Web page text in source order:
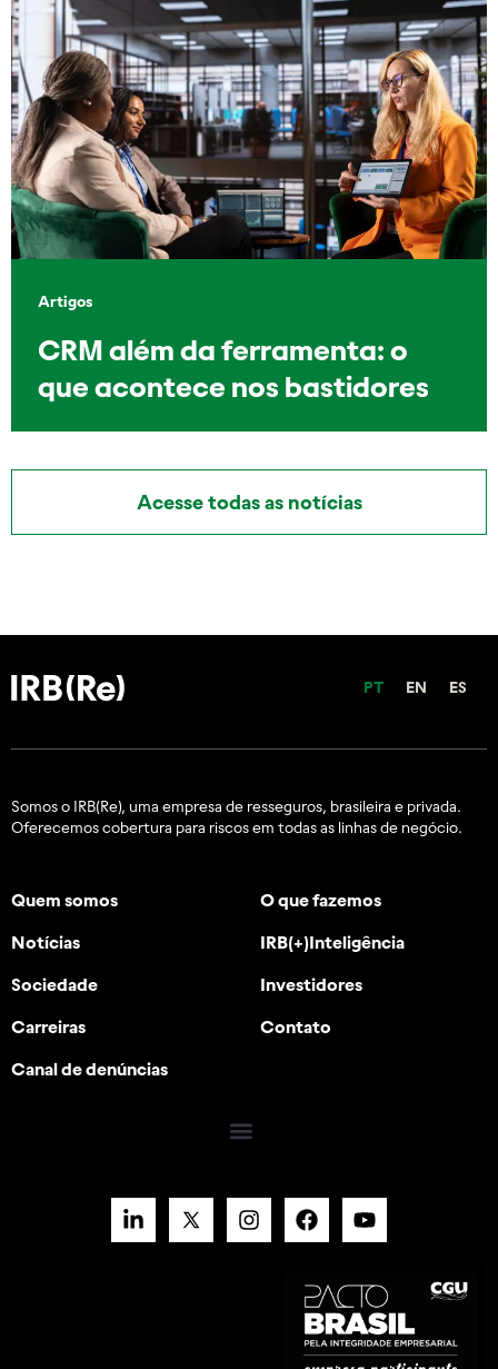
Artigos
CRM além da ferramenta: o
que acontece nos bastidores
Acesse todas as notícias
PT EN ES
Somos o IRB(Re), uma empresa de resseguros, brasileira e privada.
Oferecemos cobertura para riscos em todas as linhas de negócio.
Quem somos O que fazemos
Notícias IRB(+)Inteligência
Sociedade Investidores
Carreiras Contato
Canal de denúncias